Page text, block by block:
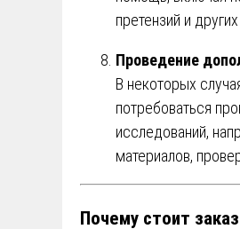
претензий и
Проведение
В некоторых
потребоваться
исследований,
материалов,
Почему стоит